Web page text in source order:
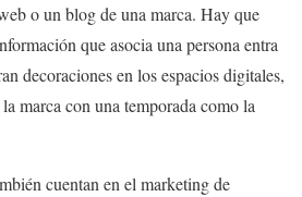
o un blog de una marca. Hay que
que asocia una persona entra
decoraciones en los espacios digitales,
marca con una temporada como la
cuentan en el marketing de